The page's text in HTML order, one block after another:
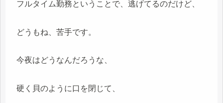
フルタイム勤務ということで、逃げてるのだけど、
どうもね、苦手です。
今夜はどうなんだろうな、
硬く貝のように口を閉じて、